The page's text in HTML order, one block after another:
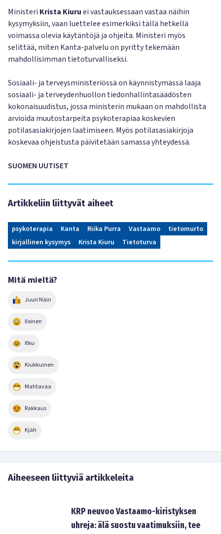
Ministeri Krista Kiuruei vastauksessaan vastaa näihin
kysymyksiin, vaan luettelee esimerkiksi tällä hetkellä
voimassa olevia käytäntöjä ja ohjeita. Ministeri myös
selittää, miten Kanta-palvelu on pyritty tekemään
mahdollisimman tietoturvalliseksi.
Sosiaali- ja terveysministeriössä on käynnistymässä laaja
sosiaali- ja terveydenhuollon tiedonhallintasäädösten
kokonaisuudistus, jossa ministerin mukaan on mahdollista
arvioida muutostarpeita psykoterapiaa koskevien
potilasasiakirjojen laatimiseen. Myös potilasasiakirjoja
koskevaa ohjeistusta päivitetään samassa yhteydessä.
SUOMEN UUTISET
Artikkeliin liittyvät aiheet
psykoterapia Kanta Riika Purra Vastaamo
tietomurto
kirjallinen kysymys
Krista Kiuru Tietoturva
Mitä mieltä?
Juuri Näin
Iloinen
Itku
Kiukkuinen
Mahtavaa
Rakkaus
Kjäh
Aiheeseen liittyviä artikkeleita
KRP neuvoo Vastaamo-kiristyksen
uhreja: älä suostu vaatimuksiin, tee